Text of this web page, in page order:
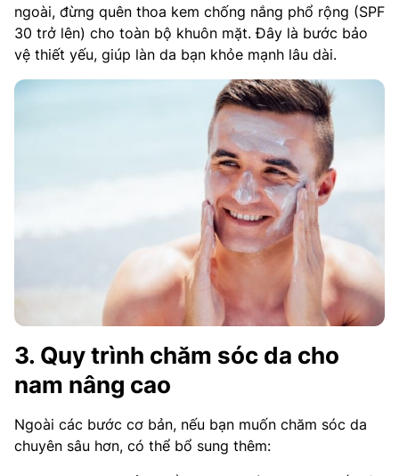
ngoài, đừng quên thoa kem chống nắng phổ rộng (SPF
30 trở lên) cho toàn bộ khuôn mặt. Đây là bước bảo
vệ thiết yếu, giúp làn da bạn khỏe mạnh lâu dài.
3. Quy trình chăm sóc da cho
nam nâng cao
Ngoài các bước cơ bản, nếu bạn muốn chăm sóc da
chuyên sâu hơn, có thể bổ sung thêm: